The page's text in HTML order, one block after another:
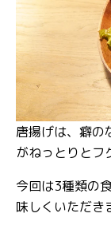
唐揚げは、癖の
がねっとりとフ
今回は3種類の
味しくいただき